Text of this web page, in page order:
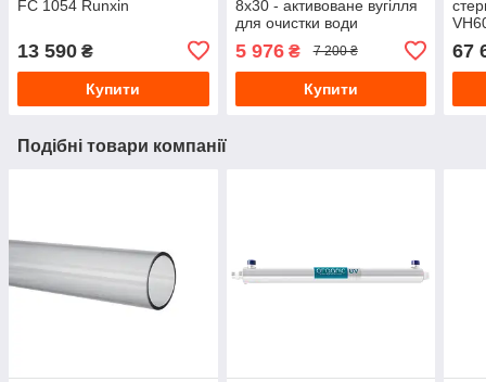
FC 1054 Runxin
13 590 ₴
Купити
8х30 - активоване вугілля
для очистки води
5 976₴ 7 200 ₴
Купити
67
Подібні товари компанії